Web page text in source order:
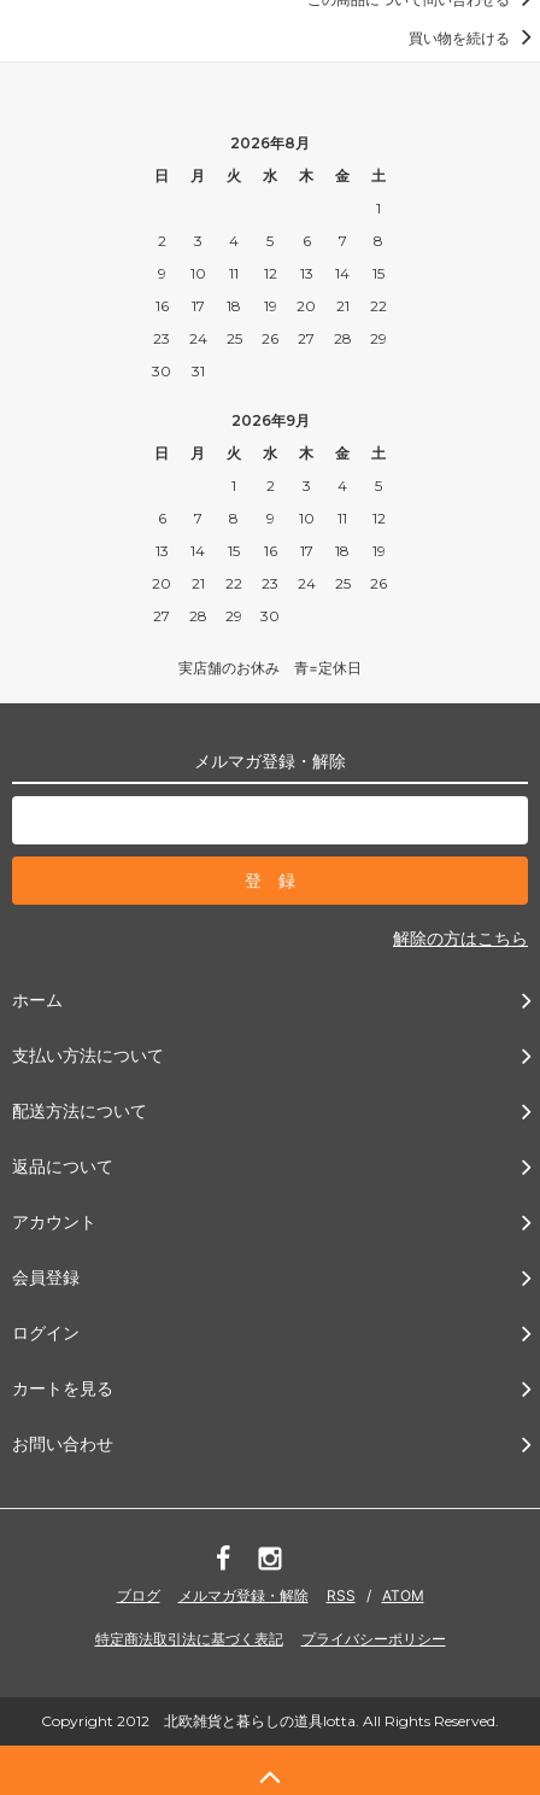
買い物を続ける
2026年8月
日
月 火 水 木 金
土
1
2
3 4 5 6 7
8
9
10 11 12 13 14
15
16
17 18 19 20 21
22
23
24 25 26 27 28
29
30
31
2026年9月
日
月 火 水 木 金
土
1
2 3 4
5
6
7 8 9 10 11
12
13
14 15 16 17 18
19
20
21 22 23 24 25
26
27
28 29 30
実店舗のお休み 青=定休日
メルマガ登録・解除
解除の方はこちら
ホーム
支払い方法について
配送方法について
返品について
アカウント
会員登録
ログイン
カートを見る
お問い合わせ
ブログ メルマガ登録・解除 RSS / ATOM
特定商法取引法に基づく表記 プライバシーポリシー
Copyright 2012 北欧雑貨と暮らしの道具lotta. All Rights Reserved.